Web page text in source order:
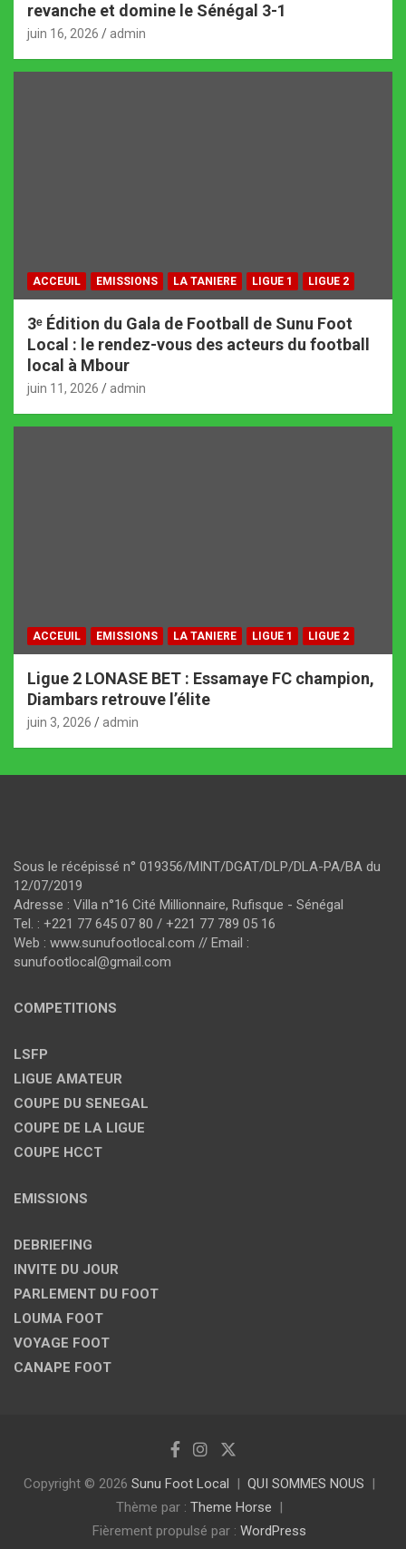
revanche et domine le Sénégal 3-1
juin 16, 2026 admin
ACCEUIL EMISSIONS LA TANIERE LIGUE 1 LIGUE 2
3ᵉ Édition du Gala de Football de Sunu Foot
Local : le rendez-vous des acteurs du football
local à Mbour
juin 11, 2026 admin
ACCEUIL EMISSIONS LA TANIERE LIGUE 1 LIGUE 2
Ligue 2 LONASE BET : Essamaye FC champion,
Diambars retrouve l’élite
juin 3, 2026 admin
Sous le récépissé n° 019356/MINT/DGAT/DLP/DLA-PA/BA du
12/07/2019
Adresse : Villa n°16 Cité Millionnaire, Rufisque - Sénégal
Tel. : +221 77 645 07 80 / +221 77 789 05 16
Web : www.sunufootlocal.com // Email :
sunufootlocal@gmail.com
COMPETITIONS
LSFP
LIGUE AMATEUR
COUPE DU SENEGAL
COUPE DE LA LIGUE
COUPE HCCT
EMISSIONS
DEBRIEFING
INVITE DU JOUR
PARLEMENT DU FOOT
LOUMA FOOT
VOYAGE FOOT
CANAPE FOOT
Copyright © 2026 Sunu Foot Local
QUI SOMMES NOUS
Thème par : Theme Horse
Fièrement propulsé par : WordPress